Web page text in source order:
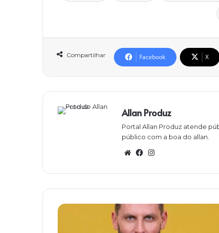
Compartilhar Facebook X
Allan Produz
Portal Allan Produz atende
público com a boa do allan.
W
sit
e
Fa
bo
ok
gra
m
H